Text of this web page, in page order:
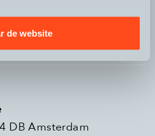
de website
DB Amsterdam